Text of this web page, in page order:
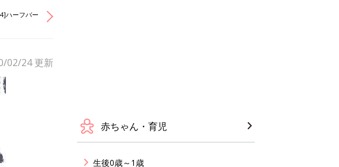
ハーフバー
02/24更新
赤ちゃん・育児
生後0歳～1歳